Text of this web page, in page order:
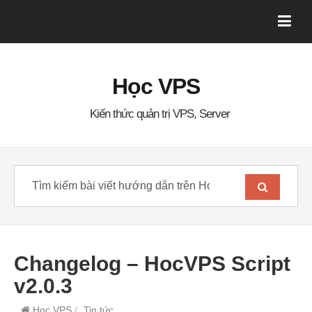
Học VPS
Kiến thức quản trị VPS, Server
Changelog – HocVPS Script
v2.0.3